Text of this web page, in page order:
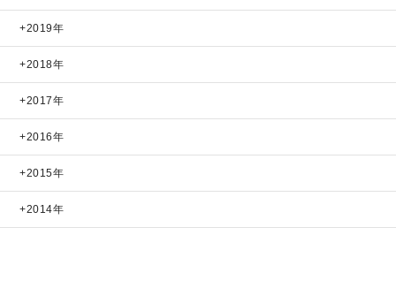
2019年
2018年
2017年
2016年
2015年
2014年